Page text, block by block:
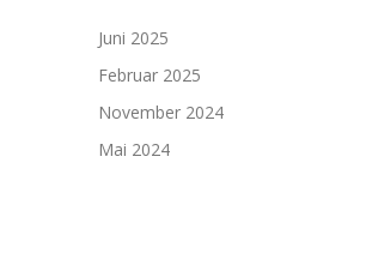
Juni 2025
Februar 2025
November 2024
Mai 2024